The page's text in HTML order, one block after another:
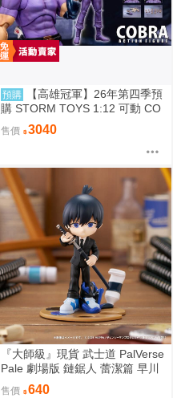
預購
【高雄冠軍】26年第四季預
購 STORM TOYS 1:12 可動 CO
BRA 眼鏡蛇 免訂金0825
售價 3040
『大師級』現貨 武士道 PalVerse
Pale 劇場版 鏈鋸人 蕾潔篇 早川
秋
售價 640